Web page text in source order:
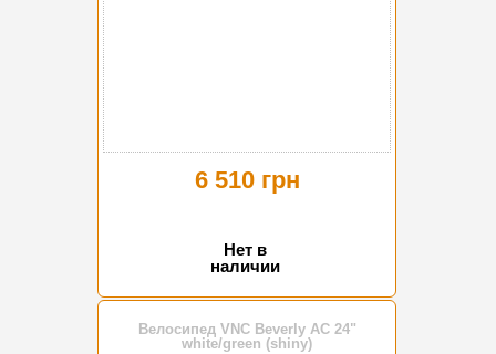
6 510 грн
Нет в
наличии
Велосипед VNC Beverly AC 24"
white/green (shiny)